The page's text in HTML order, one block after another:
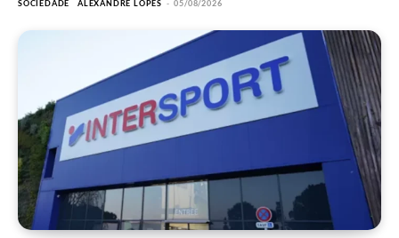
SOCIEDADE ALEXANDRE LOPES - 05/08/2026